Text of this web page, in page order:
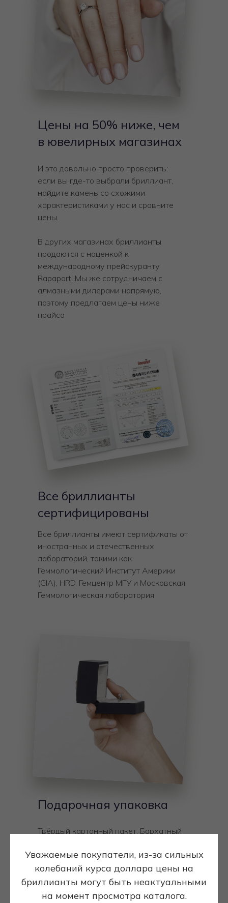
Уважаемые покупатели, из-за сильных
колебаний курса доллара цены на
бриллианты могут быть неактуальными
на момент просмотра каталога.
Цены на 50% ниже, чем
в ювелирных магазинах
И это довольно просто проверить:
если вы где-то выбрали бриллиант,
найдите камень со схожими
характеристиками у нас и сравните
цены.
В других магазинах бриллианты
продаются с наценкой к
международному прейскуранту
Rapaport. Мы же сотрудничаем с
алмазными дилерами напрямую,
поэтому предлагаем цены ниже
прайса
Все бриллианты
сертифицированы
Все бриллианты имеют сертификаты от
иностранных и отечественных
лабораторий, такими как
Геммологический Институт Америки
(GIA), HRD, Гемцентр МГУ и Московская
Геммологическая лаборатория
Подарочная упаковка
Твёрдый картонный пакет. Бархатный
цвета с золотым логотипом Diamond
Club Moscow. Внутри, на бежевом
бархате, ваше безупречное украшение